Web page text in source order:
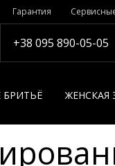
Гарантия
+38 095 890-05-05
ЖЕНСКАЯ